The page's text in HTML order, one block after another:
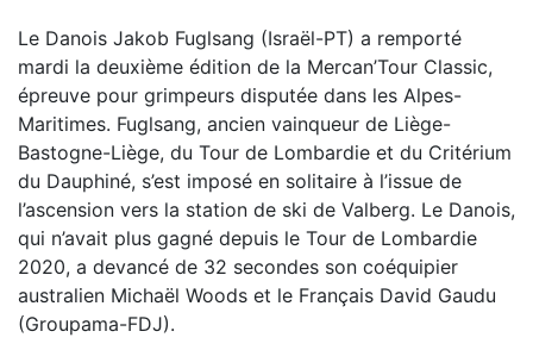
Le Danois Jakob Fuglsang (Israël-PT) a remporté
mardi la deuxième édition de la Mercan’Tour Classic,
épreuve pour grimpeurs disputée dans les Alpes-
Maritimes. Fuglsang, ancien vainqueur de Liège-
Bastogne-Liège, du Tour de Lombardie et du Critérium
du Dauphiné, s’est imposé en solitaire à l’issue de
l’ascension vers la station de ski de Valberg. Le Danois,
qui n’avait plus gagné depuis le Tour de Lombardie
2020, a devancé de 32 secondes son coéquipier
australien Michaël Woods et le Français David Gaudu
(Groupama-FDJ).